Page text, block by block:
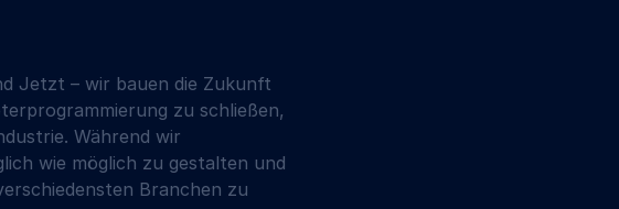
Jetzt – wir bauen die Zukunft
zu schließen,
Während wir
wie möglich zu gestalten und
Branchen zu